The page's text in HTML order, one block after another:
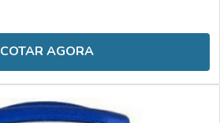
COTAR AGORA